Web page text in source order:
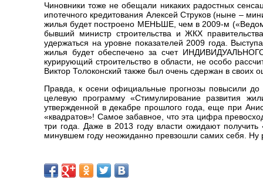
Чиновники тоже не обещали никаких радостных
ипотечного кредитования Алексей Струков (ныне –
жилья будет построено МЕНЬШЕ, чем в 2009-м
бывший министр строительства и ЖКХ
удержаться на уровне показателей 2009 года.
жилья будет обеспечено за счет
курирующий строительство в области, не особо
Виктор Толоконский также был очень сдержан в своих
Правда, к осени официальные прогнозы повысили
целевую программу «Стимулирование развития
утвержденной в декабре прошлого года, еще при
«квадратов»! Самое забавное, что эта цифра
три года. Даже в 2013 году власти ожидают
минувшем году неожиданно превзошли самих себя. Ну